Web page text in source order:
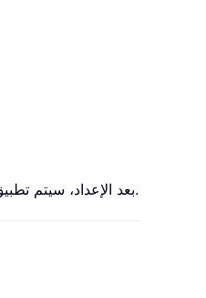
بعد الإعداد، سيتم تطبيق إعدادات العرض الخاصة بفتح المجلد على جميع مجلدات البريد (أو التقويم أو جهات الاتصال أو مجلدات المهام، حسب نوع المجلد المفتوح) في أسرع وقت ممكن.